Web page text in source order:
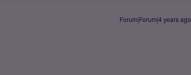
Forum|Forum|4 years ago